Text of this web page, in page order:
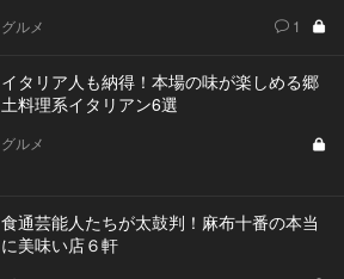
グルメ 1
イタリア人も納得！本場の味が楽しめる郷
土料理系イタリアン6選
グルメ
食通芸能人たちが太鼓判！麻布十番の本当
に美味い店６軒